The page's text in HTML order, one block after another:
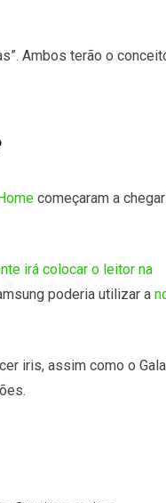
Ambos terão o
começaram a
irá colocar o leitor na
poderia utilizar a
iris, assim como o